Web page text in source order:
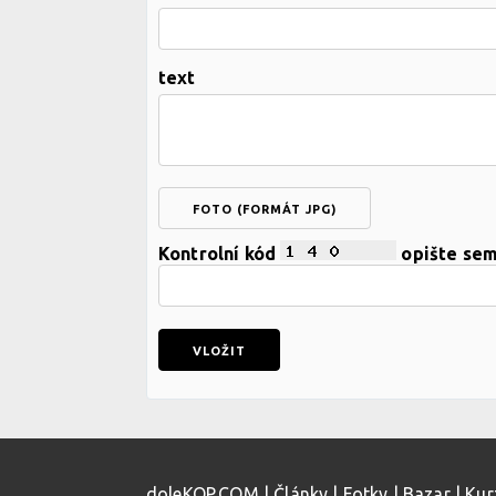
text
FOTO (FORMÁT JPG)
Kontrolní kód opište sem